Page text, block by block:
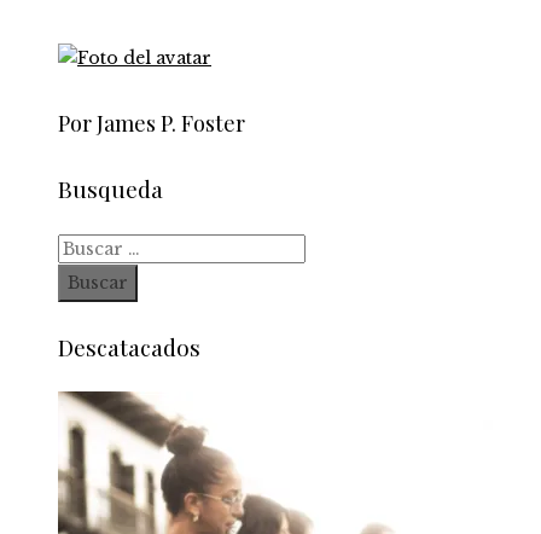
Por James P. Foster
Busqueda
Buscar:
Descatacados